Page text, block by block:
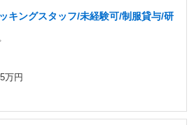
キングスタッフ/未経験可/制服貸与/研
万円